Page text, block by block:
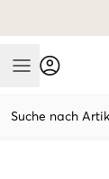
Mobile Menu
Suche nach